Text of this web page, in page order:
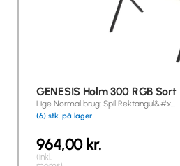
GENESIS Holm 300 RGB Sort
Lige Normal brug: Spil Rektangul&#x…
(6) stk. på lager
964,00kr.
(inkl.